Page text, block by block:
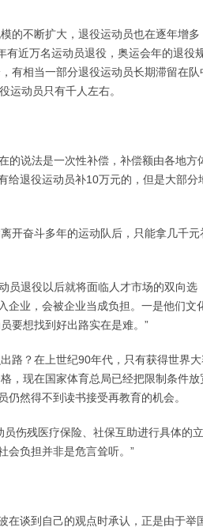
不断扩大，退役运动员也在逐年增多
近万名运动员退役，奥运会年的退役
有相当一部分退役运动员长期滞留在队
运动员只有千人左右。
说法是一次性补偿，补偿额由各地方
给退役运动员补10万元的，但是大部分
奋斗多年的运动队后，只能拿几千元
员退役以后就将面临人才市场的双向选
企业，会被企业当成负担。一是他们文
要想找到好出路实在是难。”
？在上世纪90年代，只有获得世界大
，现在国家体育总局已经把限制条件放
然得不到读书接受再教育的机会。
伤残医疗保险、社保互助进行具体的
会负担并非是危言耸听。”
谈到自己的观点时承认，正是由于举